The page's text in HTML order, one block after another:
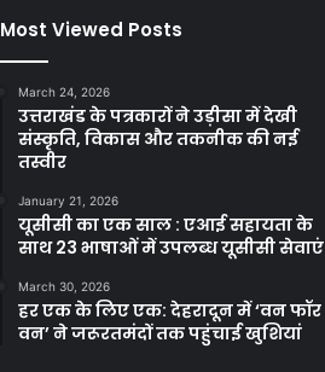
Most Viewed Posts
March 24, 2026
उत्तराखंड के पत्रकारों ने उड़ीसा में देखी
संस्कृति, विकास और तकनीक की नई
तस्वीर
January 21, 2026
यूसीसी का एक साल : एआई सहायता के
साथ 23 भाषाओं में उपलब्ध यूसीसी सेवाएं
March 30, 2026
हर एक के लिए एक: देहरादून में ‘वन फॉर
वन’ ने जरूरतमंदों तक पहुंचाई खुशियां